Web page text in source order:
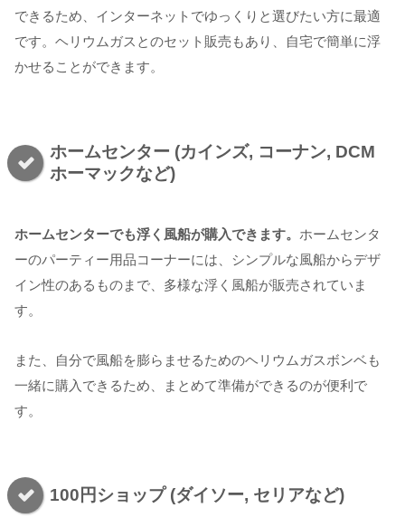
できるため、インターネットでゆっくりと選びたい方に最適
です。ヘリウムガスとのセット販売もあり、自宅で簡単に浮
かせることができます。
ホームセンター (カインズ, コーナン, DCM
ホーマックなど)
ホームセンターでも浮く風船が購入できます。 ホームセンタ
ーのパーティー用品コーナーには、シンプルな風船からデザ
イン性のあるものまで、多様な浮く風船が販売されていま
す。
また、自分で風船を膨らませるためのヘリウムガスボンベも
一緒に購入できるため、まとめて準備ができるのが便利で
す。
100円ショップ (ダイソー, セリアなど)